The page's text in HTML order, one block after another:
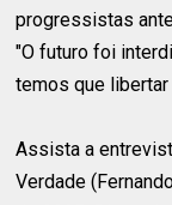
progressistas
"O futuro foi
temos que libertar
Assista a
Verdade